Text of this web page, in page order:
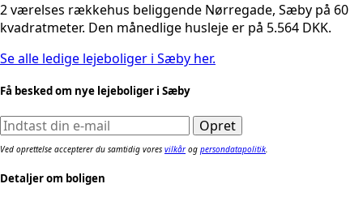
2 værelses rækkehus beliggende Nørregade, Sæby på 60
kvadratmeter. Den månedlige husleje er på 5.564 DKK.
Se alle ledige lejeboliger i Sæby her.
Få besked om nye lejeboliger i Sæby
Ved oprettelse accepterer du samtidig vores vilkårog persondatapolitik
Detaljer om boligen